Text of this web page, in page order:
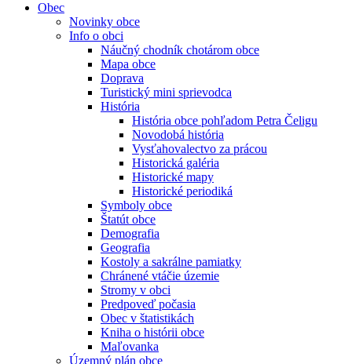
Obec
Novinky obce
Info o obci
Náučný chodník chotárom obce
Mapa obce
Doprava
Turistický mini sprievodca
História
História obce pohľadom Petra Čeligu
Novodobá história
Vysťahovalectvo za prácou
Historická galéria
Historické mapy
Historické periodiká
Symboly obce
Štatút obce
Demografia
Geografia
Kostoly a sakrálne pamiatky
Chránené vtáčie územie
Stromy v obci
Predpoveď počasia
Obec v štatistikách
Kniha o histórii obce
Maľovanka
Územný plán obce